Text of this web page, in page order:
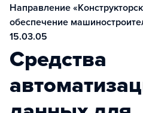
Направление
обеспечение
15.03.05
Средства